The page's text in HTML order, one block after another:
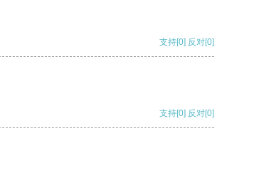
支持[0] 反对[0]
支持[0] 反对[0]